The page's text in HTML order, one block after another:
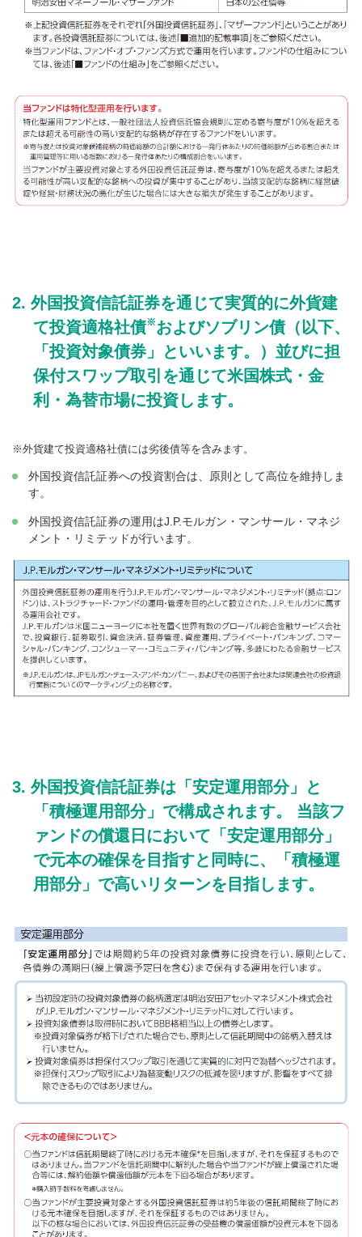
外国投資信託証券を通じて実質的に外貨建
て投資適格社債※およびソブリン債（以下、
「投資対象債券」といいます。）並びに担
保付スワップ取引を通じて米国株式・金
利・為替市場に投資します。
外貨建て投資適格社債には劣後債等を含みます。
外国投資信託証券への投資割合は、原則として高位を維持しま
す。
外国投資信託証券の運用はJ.P.モルガン・マンサール・マネジ
メント・リミテッドが行います。
外国投資信託証券は「安定運用部分」と
「積極運用部分」で構成されます。 当該フ
ァンドの償還日において「安定運用部分」
で元本の確保を目指すと同時に、「積極運
用部分」で高いリターンを目指します。